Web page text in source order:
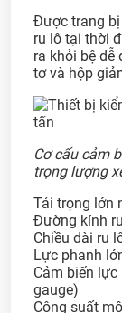
Được trang bị
ru lô tại thời
ra khỏi bệ dễ
tơ và hộp
Cơ cấu cảm
trọng lượng
Tải trọng lớn
Đường kính
Chiều dài ru
Lực phanh
Cảm biến
gauge)
Công suất